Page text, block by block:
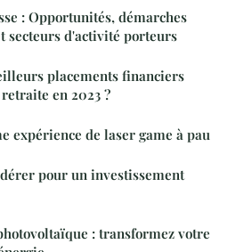
: Opportunités, démarches
secteurs d'activité porteurs
placements financiers
en 2023 ?
expérience de laser game à pau
pour un investissement
: transformez votre